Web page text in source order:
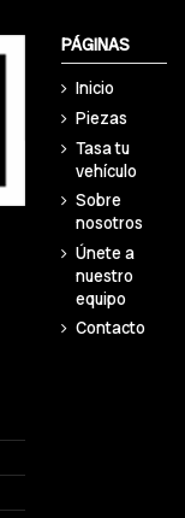
PÁGINAS
Inicio
Piezas
Tasa tu
vehículo
Sobre
nosotros
Únete a
nuestro
equipo
Contacto